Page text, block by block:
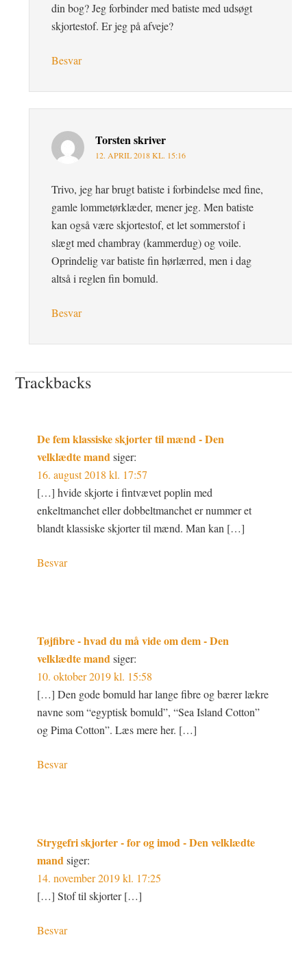
din bog? Jeg forbinder med batiste med udsøgt
skjortestof. Er jeg på afveje?
Besvar
Torstenskriver
12. APRIL 2018 KL. 15:16
Trivo, jeg har brugt batiste i forbindelse med fine,
gamle lommetørklæder, mener jeg. Men batiste
kan også være skjortestof, et let sommerstof i
slægt med chambray (kammerdug) og voile.
Oprindelig var batiste fin hørlærred, men i dag
altså i reglen fin bomuld.
Besvar
Trackbacks
De fem klassiske skjorter til mænd - Den
velklædte mand siger:
16. august 2018 kl. 17:57
[…] hvide skjorte i fintvævet poplin med
enkeltmanchet eller dobbeltmanchet er nummer et
blandt klassiske skjorter til mænd. Man kan […]
Besvar
Tøjfibre - hvad du må vide om dem - Den
velklædte mand siger:
10. oktober 2019 kl. 15:58
[…] Den gode bomuld har lange fibre og bærer lækre
navne som “egyptisk bomuld”, “Sea Island Cotton”
og Pima Cotton”. Læs mere her. […]
Besvar
Strygefri skjorter - for og imod - Den velklædte
mand siger:
14. november 2019 kl. 17:25
[…] Stof til skjorter […]
Besvar